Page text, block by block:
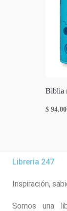
Biblia
$
Libreria 247
Inspiración,
Somos una